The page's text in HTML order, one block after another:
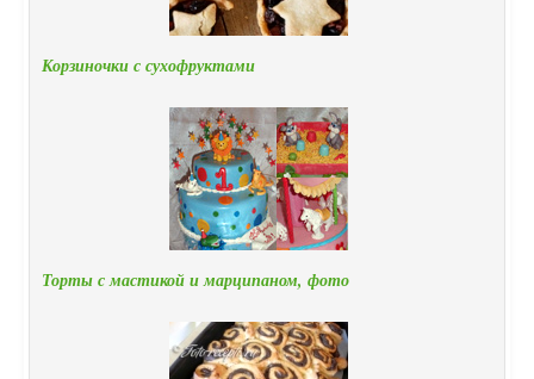
Корзиночки с сухофруктами
Торты с мастикой и марципаном, фото